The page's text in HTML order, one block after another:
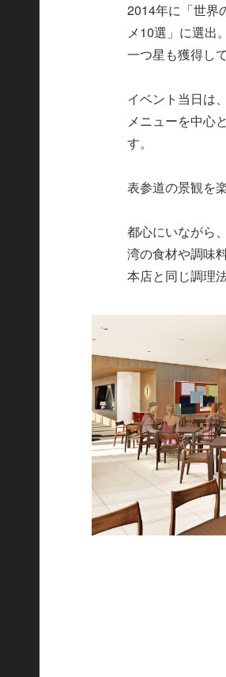
2014年に「世界
メ10選」に選出
一つ星も獲得し
イベント当日は
メニューを中心
す。
表参道の景観を
都心にいながら
湾の食材や調味
本店と同じ調理